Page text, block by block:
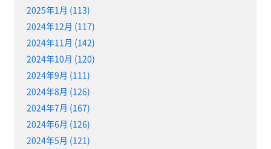
2025年1月 (113)
2024年12月 (117)
2024年11月 (142)
2024年10月 (120)
2024年9月 (111)
2024年8月 (126)
2024年7月 (167)
2024年6月 (126)
2024年5月 (121)